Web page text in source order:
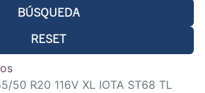
BÚSQUEDA
RESET
50 R20 116V XL IOTA ST68 TL